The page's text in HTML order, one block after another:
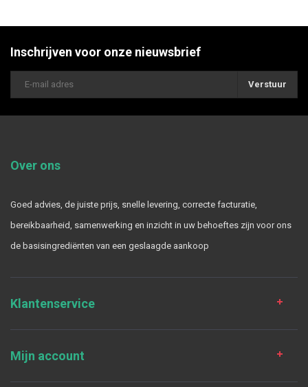
Inschrijven voor onze nieuwsbrief
Verstuur
Over ons
Goed advies, de juiste prijs, snelle levering, correcte facturatie,
bereikbaarheid, samenwerking en inzicht in uw behoeftes zijn voor ons
de basisingrediënten van een geslaagde aankoop
Klantenservice
Mijn account